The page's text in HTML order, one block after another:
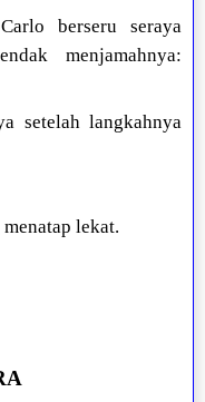
berseru seraya
menjamahnya:
setelah langkahnya
lekat.